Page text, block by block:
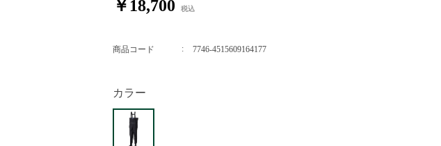
￥18,700
商品コード 7746-4515609164177
カラー